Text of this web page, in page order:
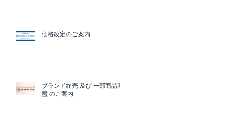
価格改定のご案内
ブランド終売 及び 一部商品廃
盤 のご案内